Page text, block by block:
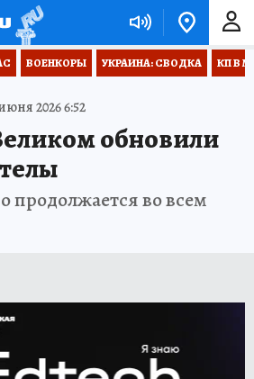
ВОЕНКОРЫ УКРАИНА: СВОДКА КП В
2026 6:52
обновили
продолжается во всем